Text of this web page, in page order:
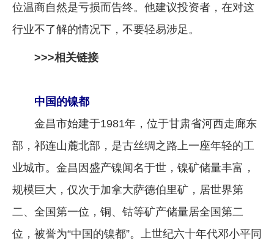
位温商自然是亏损而告终。他建议投资者，在对这
行业不了解的情况下，不要轻易涉足。
>>>相关链接
中国的镍都
金昌市始建于1981年，位于甘肃省河西走廊东
部，祁连山麓北部，是古丝绸之路上一座年轻的工
业城市。金昌因盛产镍闻名于世，镍矿储量丰富，
规模巨大，仅次于加拿大萨德伯里矿，居世界第
二、全国第一位，铜、钴等矿产储量居全国第二
位，被誉为“中国的镍都”。上世纪六十年代邓小平同